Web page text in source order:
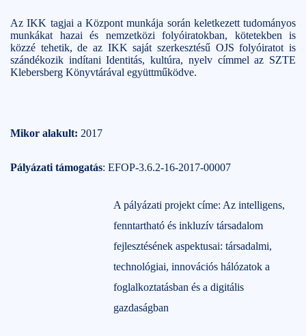
Az IKK tagjai a Központ munkája során keletkezett tudományos
munkákat hazai és nemzetközi folyóiratokban, kötetekben is
közzé tehetik, de az IKK saját szerkesztésű OJS folyóiratot is
szándékozik indítani Identitás, kultúra, nyelv címmel az SZTE
Klebersberg Könyvtárával együttműködve.
Mikor alakult: 2017
Pályázati támogatás: EFOP-3.6.2-16-2017-00007
A pályázati projekt címe: Az intelligens,
fenntartható és inkluzív társadalom
fejlesztésének aspektusai: társadalmi,
technológiai, innovációs hálózatok a
foglalkoztatásban és a digitális
gazdaságban